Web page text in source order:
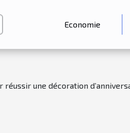
Economie
réussir une décoration